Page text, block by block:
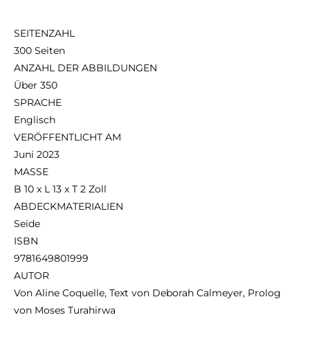
SEITENZAHL
300 Seiten
ANZAHL DER ABBILDUNGEN
Über 350
SPRACHE
Englisch
VERÖFFENTLICHT AM
Juni 2023
MASSE
B 10 x L 13 x T 2 Zoll
ABDECKMATERIALIEN
Seide
ISBN
9781649801999
AUTOR
Von Aline Coquelle, Text von Deborah Calmeyer, Prolog
von Moses Turahirwa